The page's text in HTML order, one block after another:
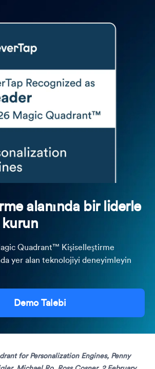
alanında bir liderle
kurun
Quadrant™ Kişiselleştirme
yer alan teknolojiyi deneyimleyin
Demo Talebi
for Personalization Engines, Penny